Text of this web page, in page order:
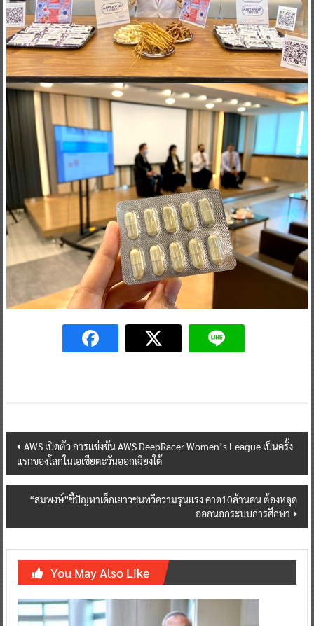
Post
navigation
AWS เปิดตัว การแข่งขัน AWS DeepRacer Women’s League เป็นครั้ง
แรกของโลกในเอเชียตะวันออกเฉียงใต้
“สมพงษ์”ชี้ปัญหาเด็กเยาวชนทวีความรุนแรง คาด10ล้านคน ต้องหลุด
ออกนอกระบบการศึกษา
You May Also Like